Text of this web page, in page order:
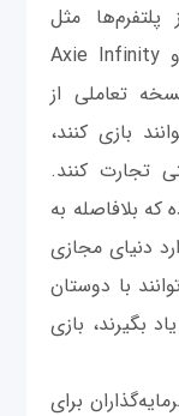
مثل
Sandbox، Decentraland، Mirandus و Axie Infinity
تعاملی از
بازی کنند،
تجارت کنند.
بلافاصله به
دنیای مجازی
با دوستان
بگیرند، بازی
برای